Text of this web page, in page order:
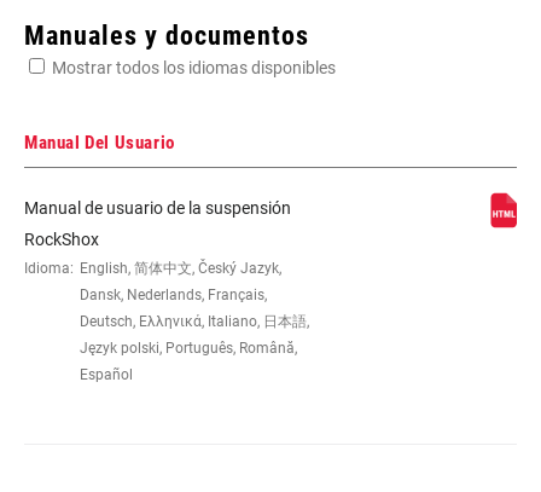
EYE TO EYE /
STROKE
165x42.5(TR), 165x45(TR), 170x35,
185x47.5(TR), 185x50(TR),
185x52.5(TR), 185x55(TR), 190x37.5,
190x40, 190x42.5, 190x45,
205x57.5(TR), 205x60(TR),
Manuales y documentos
Mostrar todos los idiomas disponibles
Manual Del Usuario
Manual de usuario de la suspensión
RockShox
Idioma: English, 简体中文, Český Jazyk,
Dansk, Nederlands, Français,
Deutsch, Ελληνικά, Italiano, 日本語,
Język polski, Português, Română,
Español